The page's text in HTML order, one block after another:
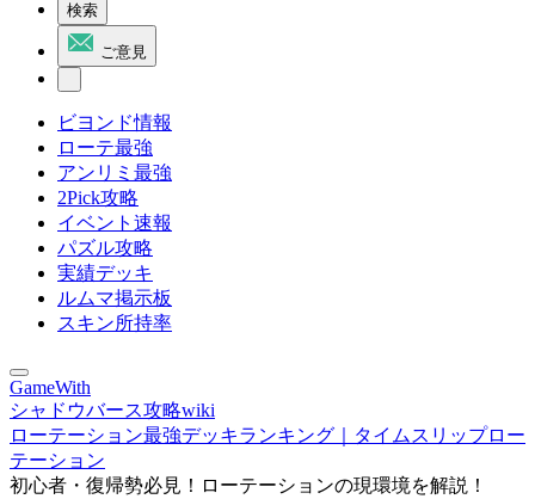
検索
ご意見
ビヨンド情報
ローテ最強
アンリミ最強
2Pick攻略
イベント速報
パズル攻略
実績デッキ
ルムマ掲示板
スキン所持率
GameWith
シャドウバース攻略wiki
ローテーション最強デッキランキング｜タイムスリップロー
テーション
初心者・復帰勢必見！ローテーションの現環境を解説！